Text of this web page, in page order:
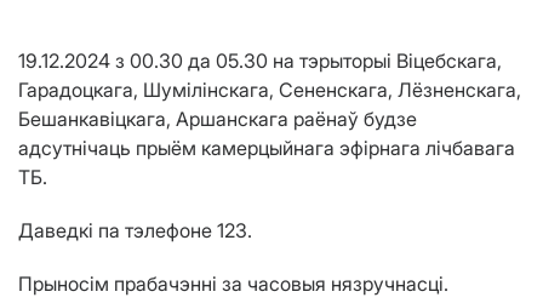
19.12.2024 з 00.30 да 05.30 на тэрыторыі Віцебскага,
Гарадоцкага, Шумілінскага, Сененскага, Лёзненскага,
Бешанкавіцкага, Аршанскага раёнаў будзе
адсутнічаць прыём камерцыйнага эфірнага лічбавага
ТБ.
Даведкі па тэлефоне 123.
Прыносім прабачэнні за часовыя нязручнасці.